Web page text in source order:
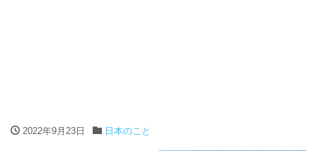
2022年9月23日 日本のこと